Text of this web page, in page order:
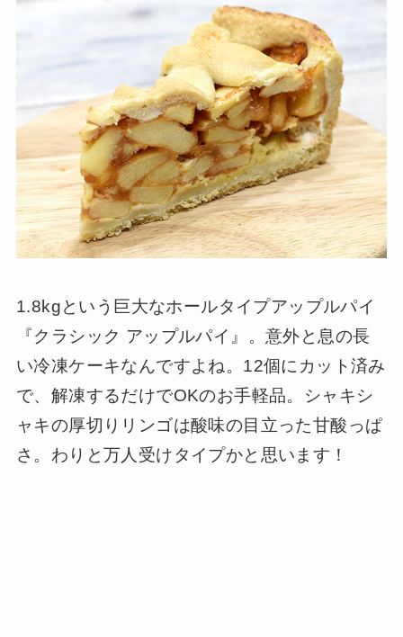
1.8kgという巨大なホールタイプアップルパイ
『クラシック アップルパイ』。意外と息の長
い冷凍ケーキなんですよね。12個にカット済み
で、解凍するだけでOKのお手軽品。シャキシ
ャキの厚切りリンゴは酸味の目立った甘酸っぱ
さ。わりと万人受けタイプかと思います！